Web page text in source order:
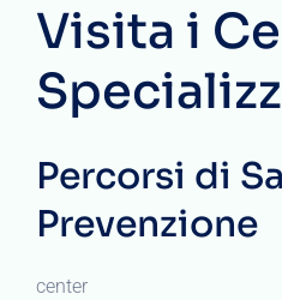
Visita i
Percorsi di
Prevenzione
center